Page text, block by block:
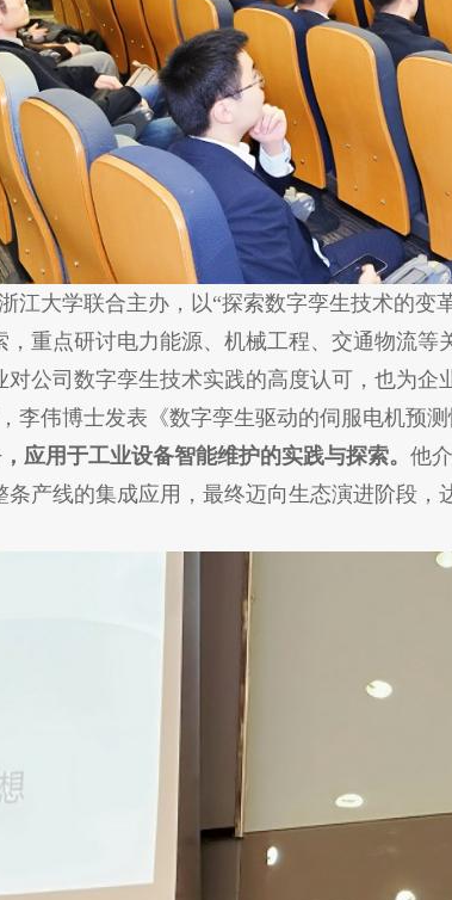
江大学联合主办，以“探索数字孪生技术的
重点研讨电力能源、机械工程、交通物流
公司数字孪生技术实践的高度认可，也为企
李伟博士发表《数字孪生驱动的伺服电机预测
应用于工业设备智能维护的实践与探索。 他
条产线的集成应用，最终迈向生态演进阶段